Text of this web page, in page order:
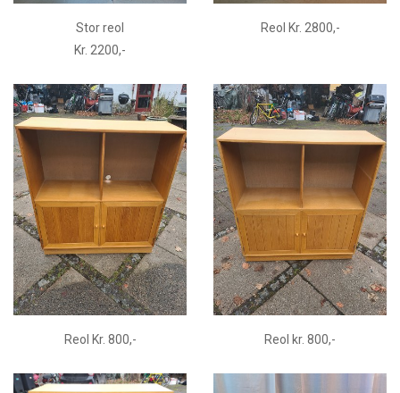
Stor reol
Kr. 2200,-
Reol Kr. 2800,-
Reol Kr. 800,- Reol kr. 800,-